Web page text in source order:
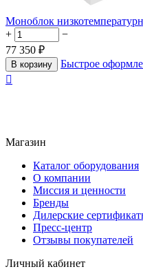
Моноблок
+
−
77 350 ₽
В корзину
Быстрое

Магазин
Каталог оборудования
О компании
Миссия и ценности
Бренды
Дилерские
Пресс-центр
Отзывы покупателей
Личный кабинет